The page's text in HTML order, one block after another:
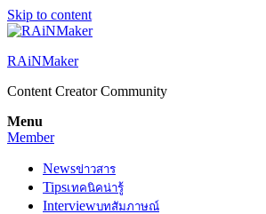
Skip to content
RAiNMaker
Content Creator Community
Menu
Member
Newsข่าวสาร
Tipsเทคนิคน่ารู้
Interviewบทสัมภาษณ์